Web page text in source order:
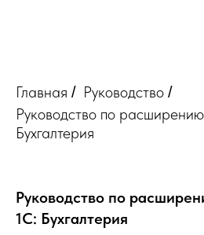
Главная / Руководство /
Руководство по
Бухгалтерия
Руководство по
1С: Бухгалтерия